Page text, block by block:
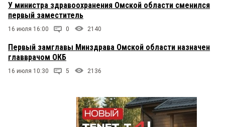
У министра здравоохранения Омской области сменился
первый заместитель
16 июля 16:00 0 2140
Первый замглавы Минздрава Омской области назначен
главврачом ОКБ
16 июля 10:30 5 2136